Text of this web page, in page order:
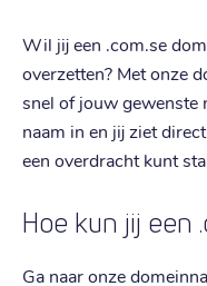
Wil jij een .com.se
overzetten? Met onze
snel of jouw gewenste
naam in en jij ziet
een overdracht kunt
Hoe kun jij een
Ga naar onze